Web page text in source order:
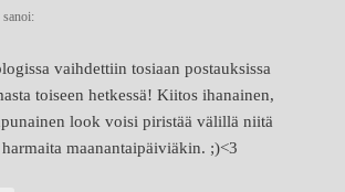
sanoi:
vaihdettiin tosiaan postauksissa
toiseen hetkessä! Kiitos ihanainen,
look voisi piristää välillä niitä
maanantaipäiviäkin. ;)<3